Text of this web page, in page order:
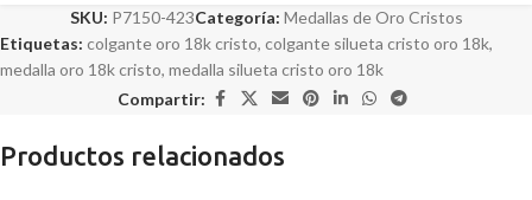
SKU: P7150-423Categoría: Medallas de Oro Cristos
Etiquetas: colgante oro 18k cristo, colgante silueta cristo oro 18k,
medalla oro 18k cristo, medalla silueta cristo oro 18k
Compartir:
Productos relacionados